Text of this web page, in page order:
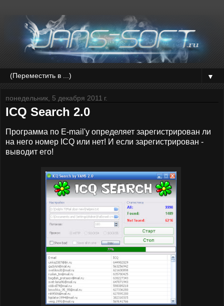
▼
понедельник, 5 декабря 2011 г.
ICQ Search 2.0
Программа по E-mail'у определяет зарегистрирован ли
на него номер ICQ или нет! И если зарегистрирован -
выводит его!